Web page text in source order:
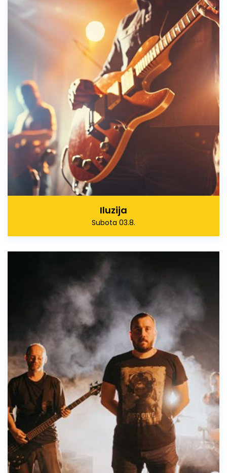
Iluzija
Subota 03.8.